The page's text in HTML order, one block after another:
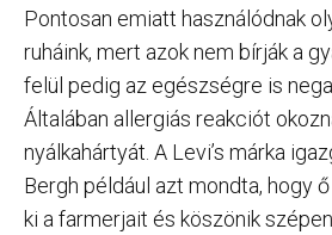
Pontosan emiatt használódnak
ruháink, mert azok nem bírják a
felül pedig az egészségre is
Általában allergiás reakciót
nyálkahártyát. A Levi’s márka
Bergh például azt mondta, hogy
ki a farmerjait és köszönik